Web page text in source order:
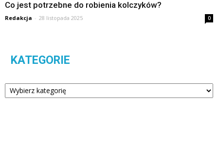
Co jest potrzebne do robienia kolczyków?
Redakcja - 28 listopada 2025 0
KATEGORIE
Kategorie